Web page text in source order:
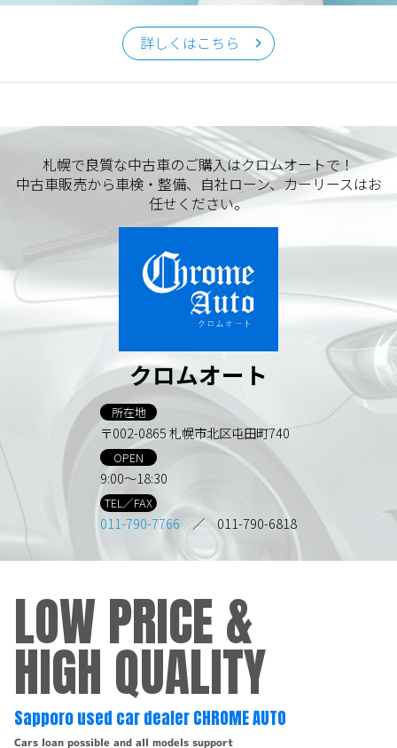
クロムオート
〒002-0865 札幌市北区屯田町740
TEL／011-790-7766FAX／011-790-6818
E-mail：info@chromeauto.co.jp
詳しくはこちら
札幌で良質な中古車のご購入はクロムオートで！
中古車販売から車検・整備、自社ローン、カーリースはお
任せください。
クロムオート
所在地
〒002-0865 札幌市北区屯田町740
OPEN
9:00～18:30
TEL／FAX
011-790-7766 ／ 011-790-6818
LOW PRICE &
HIGH QUALITY
Sapporo used car dealer CHROME AUTO
Cars loan possible and all models support